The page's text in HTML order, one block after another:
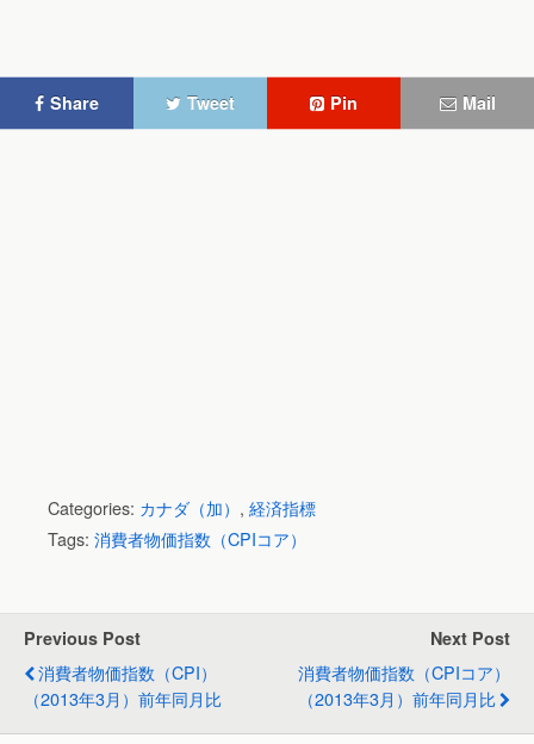
Share Tweet Pin Mail
Categories: カナダ（加） , 経済指標
Tags: 消費者物価指数（CPIコア）
Previous Post
消費者物価指数（CPI）
（2013年3月）前年同月比
Next Post
消費者物価指数（CPIコア）
（2013年3月）前年同月比